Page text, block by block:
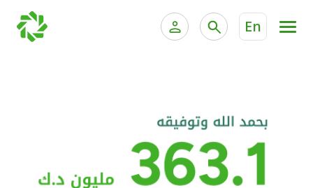
En
الخدمات المصرفية الإلكترونية للشركات
خدمة "بيتك" للتداول الإلكتروني
الحسابات المصرفية
البطاقات